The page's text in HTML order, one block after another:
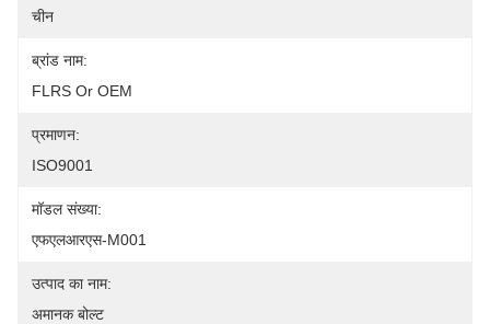
चीन
ब्रांड नाम:
FLRS Or OEM
प्रमाणन:
ISO9001
मॉडल संख्या:
एफएलआरएस-M001
उत्पाद का नाम:
अमानक बोल्ट